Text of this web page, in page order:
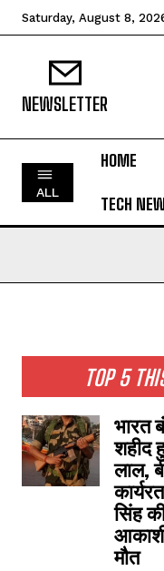
HOME
JHARKHAND
NATIONAL NEWS
CRIME NEWS
SPORTS NEWS
TECH NEWS
TOURISM NEWS
Saturday, August 8,
NEWSLETTER
ALL
HOME
TECH
TOP 5
भारत
शहीद
लाल,
सिंह
मौत